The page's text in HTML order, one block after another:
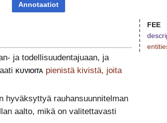
Annotaatiot
ja todellisuudentajuaan, ja
kuvioita pienistä kivistä, joita
hyväksyttyä rauhansuunnitelman
aalto, mikä on valitettavasti
FEE